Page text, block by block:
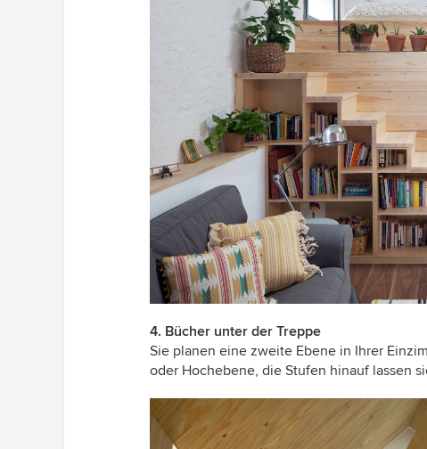
4. Bücher unter der Treppe
Sie planen eine zweite Ebene in Ihrer
oder Hochebene, die Stufen hinauf lassen